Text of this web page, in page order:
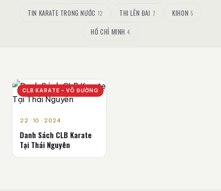
TIN KARATE TRONG NƯỚC 12 THI LÊN ĐAI 7 KIHON 5
HỒ CHÍ MINH 4
CLB KARATE - VÕ ĐƯỜNG
22 · 10 · 2024
Danh Sách CLB Karate
Tại Thái Nguyên